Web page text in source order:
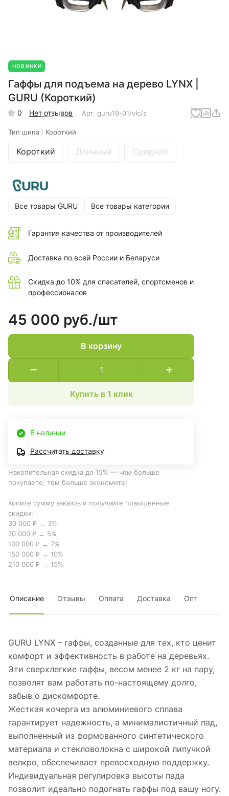
НОВИНКИ
Гаффы для подъема на дерево LYNX |
GURU (Короткий)
0 Нет отзывов Арт. guru19-01/vlc/s
Тип шипа : Короткий
Короткий Длинный Средний
Все товары GURU Все товары категории
Гарантия качества от производителей
Доставка по всей России и Беларуси
Скидка до 10% для спасателей, спортсменов и
профессионалов
45 000 руб./шт
В корзину
Купить в 1 клик
В наличии
Рассчитать доставку
Накопительная скидка до 15% — чем больше
покупаете, тем больше экономите!
Копите сумму заказов и получайте повышенные
скидки:
30 000 ₽ → 3%
70 000 ₽ → 5%
100 000 ₽ → 7%
150 000 ₽ → 10%
210 000 ₽ → 15%
Описание Отзывы Оплата Доставка Опт
GURU LYNX – гаффы, созданные для тех, кто ценит
комфорт и эффективность в работе на деревьях.
Эти сверхлегкие гаффы, весом менее 2 кг на пару,
позволят вам работать по-настоящему долго,
забыв о дискомфорте.
Жесткая кочерга из алюминиевого сплава
гарантирует надежность, а минималистичный пад,
выполненный из формованного синтетического
материала и стекловолокна с широкой липучкой
велкро, обеспечивает превосходную поддержку.
Индивидуальная регулировка высоты пада
позволит идеально подогнать гаффы под вашу ногу.